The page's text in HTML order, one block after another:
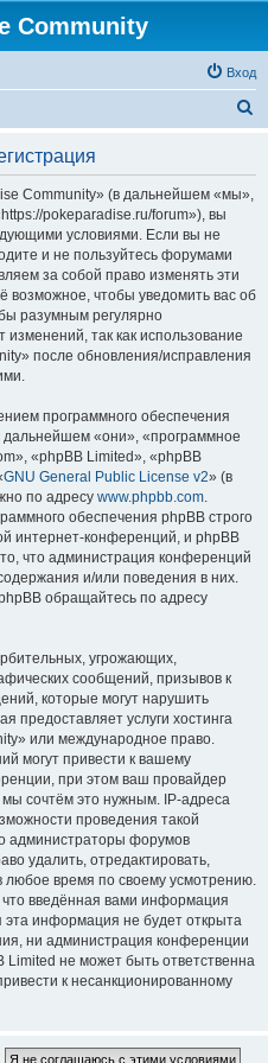
Community
Вход
Community» (в дальнейшем «мы»,
pokeparadise.ru/forum»), вы
условиями. Если вы не
и не пользуйтесь форумами
за собой право изменять эти
возможное, чтобы уведомить вас об
разумным регулярно
изменений, так как использование
после обновления/исправления
программного обеспечения
«они», «программное
«phpBB Limited», «phpBB
GNU General Public License v2» (в
по адресу www.phpbb.com.
обеспечения phpBB строго
интернет-конференций, и phpBB
что администрация конференций
и/или поведения в них.
обращайтесь по адресу
угрожающих,
сообщений, призывов к
которые могут нарушить
предоставляет услуги хостинга
или международное право.
могут привести к вашему
при этом ваш провайдер
мы сочтём это нужным. IP-адреса
проведения такой
администраторы форумов
удалить, отредактировать,
любое время по своему усмотрению.
что введённая вами информация
эта информация не будет открыта
ни администрация конференции
не может быть ответственна
к несанкционированному